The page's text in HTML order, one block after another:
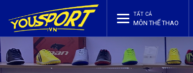
TẤT CẢ
MÔN THỂ THAO